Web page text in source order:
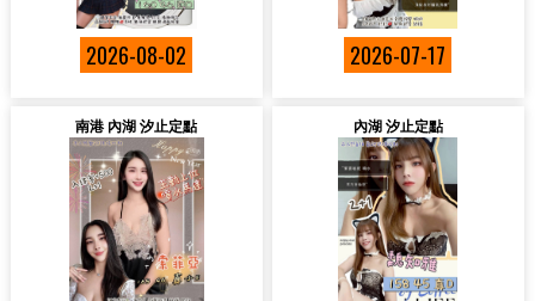
2026-08-02 2026-07-17
南港 內湖 汐止定點 內湖 汐止定點